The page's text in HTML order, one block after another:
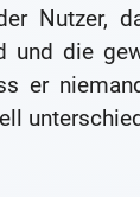
Nutzer,
und die
er